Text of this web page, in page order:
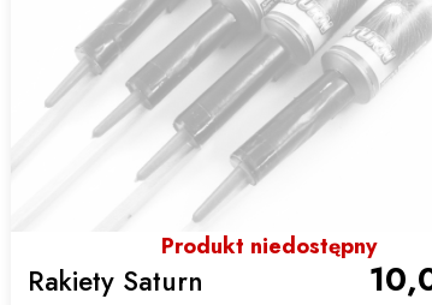
Produkt niedostępny
Rakiety Saturn